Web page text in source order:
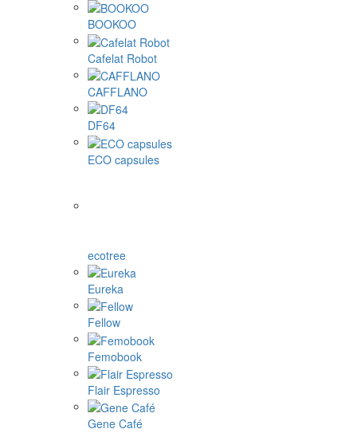
BOOKOO
Cafelat Robot
CAFFLANO
DF64
ECO capsules
ecotree
Eureka
Fellow
Femobook
Flair Espresso
Gene Café